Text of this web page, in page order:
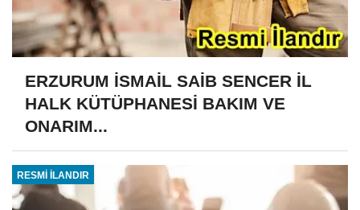
ERZURUM İSMAİL SAİB SENCER İL
HALK KÜTÜPHANESİ BAKIM VE
ONARIM...
RESMİ İLANDIR